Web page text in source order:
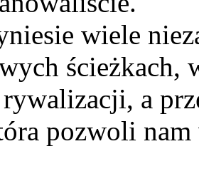
wiele
ścieżkach,
a
pozwoli